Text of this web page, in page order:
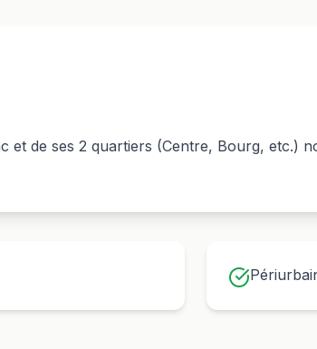
et de ses 2 quartiers (Centre, Bourg, etc.)